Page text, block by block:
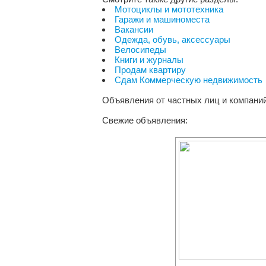
Мотоциклы и мототехника
Гаражи и машиноместа
Вакансии
Одежда, обувь, аксессуары
Велосипеды
Книги и журналы
Продам квартиру
Сдам Коммерческую недвижимость
Объявления от частных лиц и
Свежие объявления: